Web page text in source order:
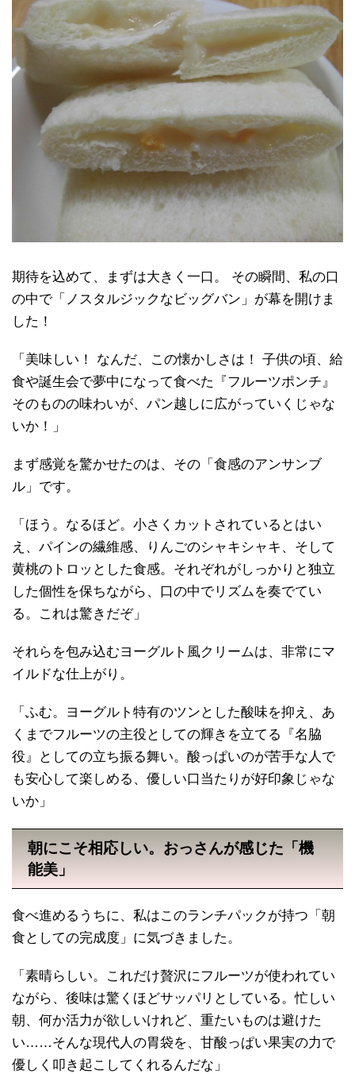
期待を込めて、まずは大きく一口。 その瞬間、私の口
の中で「ノスタルジックなビッグバン」が幕を開けま
した！
「美味しい！ なんだ、この懐かしさは！ 子供の頃、給
食や誕生会で夢中になって食べた『フルーツポンチ』
そのものの味わいが、パン越しに広がっていくじゃな
いか！」
まず感覚を驚かせたのは、その「食感のアンサンブ
ル」です。
「ほう。なるほど。小さくカットされているとはい
え、パインの繊維感、りんごのシャキシャキ、そして
黄桃のトロッとした食感。それぞれがしっかりと独立
した個性を保ちながら、口の中でリズムを奏でてい
る。これは驚きだぞ」
それらを包み込むヨーグルト風クリームは、非常にマ
イルドな仕上がり。
「ふむ。ヨーグルト特有のツンとした酸味を抑え、あ
くまでフルーツの主役としての輝きを立てる『名脇
役』としての立ち振る舞い。酸っぱいのが苦手な人で
も安心して楽しめる、優しい口当たりが好印象じゃな
いか」
朝にこそ相応しい。おっさんが感じた「機
能美」
食べ進めるうちに、私はこのランチパックが持つ「朝
食としての完成度」に気づきました。
「素晴らしい。これだけ贅沢にフルーツが使われてい
ながら、後味は驚くほどサッパリとしている。忙しい
朝、何か活力が欲しいけれど、重たいものは避けた
い……そんな現代人の胃袋を、甘酸っぱい果実の力で
優しく叩き起こしてくれるんだな」